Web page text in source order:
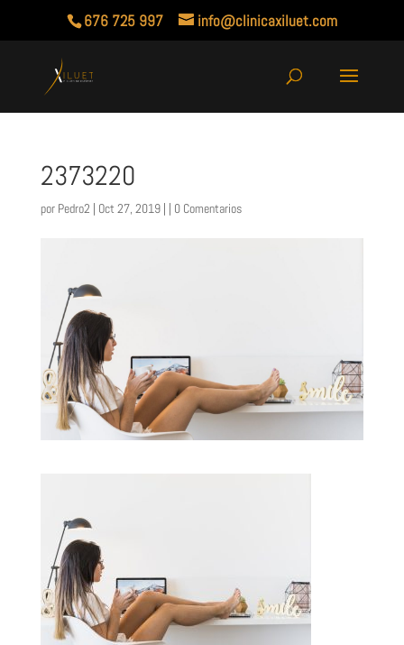
676 725 997 info@clinicaxiluet.com
2373220
por Pedro2 | Oct 27, 2019 | | 0 Comentarios